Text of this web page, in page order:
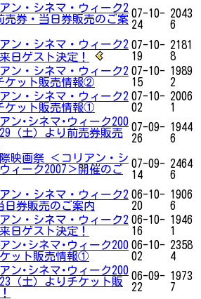
ン・シネマ・ウィーク2
売券・当日券販売のご案 07-10-
24
2043
6
ン・シネマ・ウィーク2
日ゲスト決定！
07-10-
19
2181
8
ン・シネマ・ウィーク2
ケット販売情報②
07-10-
15
1989
2
ン・シネマ・ウィーク2
ケット販売情報①
07-10-
02
2006
1
ン･シネマ･ウィーク200
（土）より前売券販売
07-09-
26
1944
6
映画祭 ＜コリアン・シ
ィーク2007＞開催のご
07-09-
14
2464
6
ン・シネマ・ウィーク2
日券販売のご案内
06-10-
20
1906
6
ン・シネマ・ウィーク2
日ゲスト決定！
06-10-
16
1946
1
ン･シネマ･ウィーク200
ット販売情報①
06-10-
02
2358
4
ン･シネマ･ウィーク200
（土）よりチケット販
06-09-
22
1973
7